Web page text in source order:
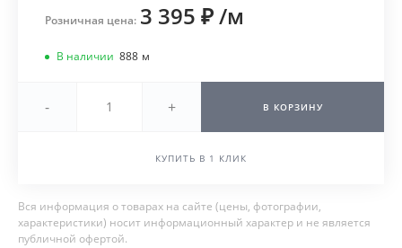
Розничная цена: 3 395 ₽/м
В наличии 888 м
- + В КОРЗИНУ
КУПИТЬ В 1 КЛИК
Вся информация о товарах на сайте (цены, фотографии,
характеристики) носит информационный характер и не является
публичной офертой.